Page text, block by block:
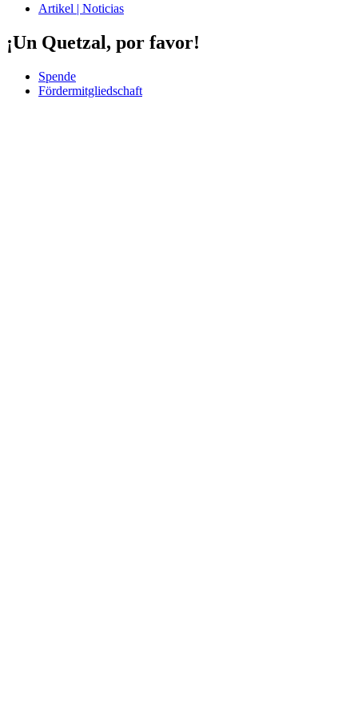
Artikel | Noticias
¡Un Quetzal, por favor!
Spende
Fördermitgliedschaft